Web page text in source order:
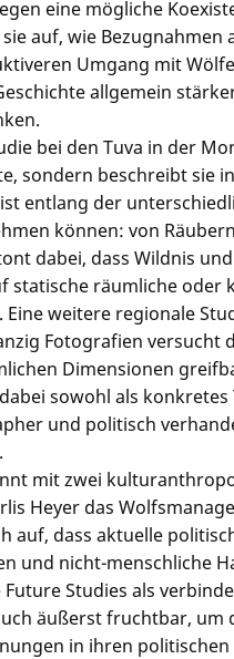
eine mögliche
auf, wie Bezugnahmen
Umgang mit
allgemein
bei den Tuva in der
sondern beschreibt sie
entlang der
können: von
dabei, dass Wildnis
statische räumliche oder
weitere regionale
Fotografien versucht
Dimensionen
sowohl als konkretes
und politisch
mit zwei
Heyer das
auf, dass aktuelle
und nicht-menschliche
Studies als
äußerst fruchtbar, um
in ihren